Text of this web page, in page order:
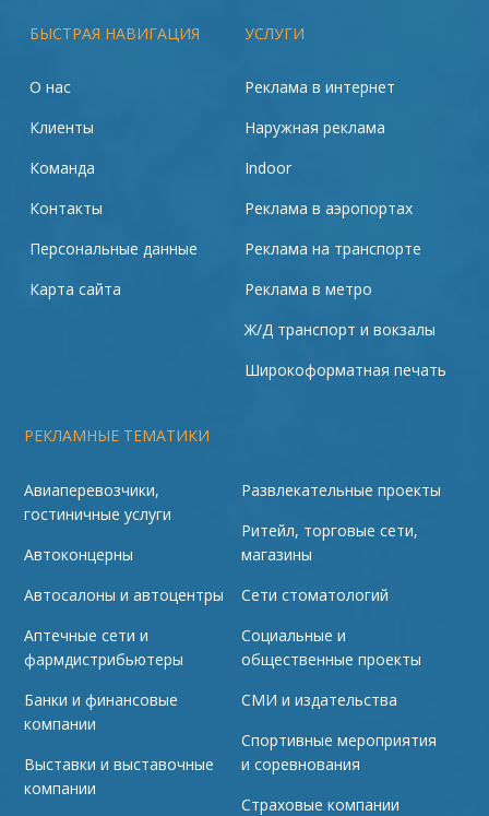
БЫСТРАЯ НАВИГАЦИЯ УСЛУГИ
РЕКЛАМНЫЕ ТЕМАТИКИ
О нас
Клиенты
Команда
Контакты
Персональные данные
Карта сайта
Реклама в интернет
Наружная реклама
Indoor
Реклама в аэропортах
Реклама на транспорте
Реклама в метро
Ж/Д транспорт и вокзалы
Широкоформатная печать
Авиаперевозчики,
гостиничные услуги
Автоконцерны
Автосалоны и автоцентры
Аптечные сети и
фармдистрибьютеры
Банки и финансовые
компании
Выставки и выставочные
компании
Развлекательные проекты
Ритейл, торговые сети,
магазины
Сети стоматологий
Социальные и
общественные проекты
СМИ и издательства
Спортивные мероприятия
и соревнования
Страховые компании